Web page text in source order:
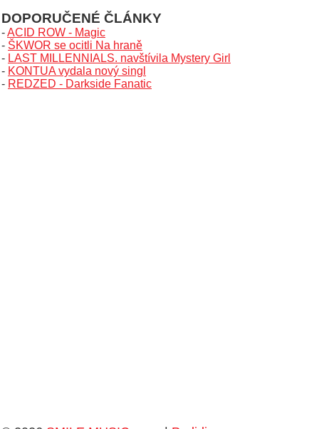
DOPORUČENÉ ČLÁNKY
-ACID ROW - Magic
- ŠKWOR se ocitli Na hraně
- LAST MILLENNIALS. navštívila Mystery Girl
- KONTUA vydala nový singl
- REDZED - Darkside Fanatic